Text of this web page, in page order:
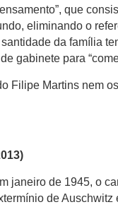
que
eliminando o
da família
gabinete para
Filipe Martins nem
janeiro de 1945, o
de Auschwitz